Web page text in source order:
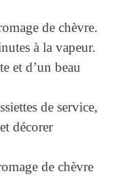
de chèvre.
à la vapeur.
et d’un beau
de service,
décorer
de chèvre